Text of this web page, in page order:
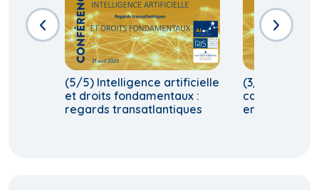
(5/5) Intelligence artificielle
et droits fondamentaux :
regards transatlantiques
(3/5) Les
canadiens
encadrement